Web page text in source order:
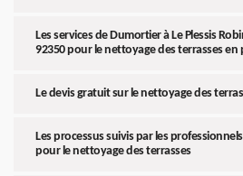
Les services de Dumortier à Le Plessis
92350 pour le nettoyage des terrasses en
Le devis gratuit sur le nettoyage des
Les processus suivis par les
pour le nettoyage des terrasses